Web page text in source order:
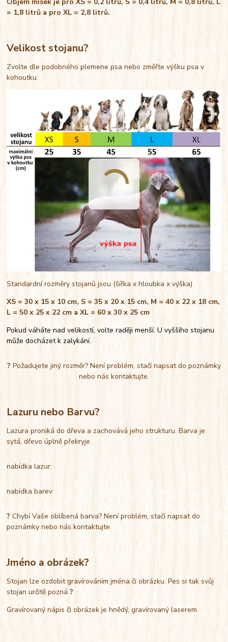
= 1,8 litrů a pro XL = 2,8 litrů.
Velikost stojanu?
Zvolte dle podobného plemene psa nebo změřte výšku psa v
kohoutku.
Standardní rozměry stojanů jsou (šířka x hloubka x výška)
XS = 30 x 15 x 10 cm, S = 35 x 20 x 15 cm, M = 40 x 22 x 18 cm,
L = 50 x 25 x 22 cm a XL = 60 x 30 x 25 cm
Pokud váháte nad velikostí, volte raději menší. U vyššího stojanu
může docházet k zalykání.
? Požadujete jiný rozměr? Není problém, stačí napsat do poznámky
nebo nás kontaktujte.
Lazuru nebo Barvu?
Lazura proniká do dřeva a zachovává jeho strukturu. Barva je
sytá, dřevo úplně překryje
nabídka lazur:
nabídka barev:
?Chybí Vaše oblíbená barva? Není problém, stačí napsat do
poznámky nebo nás kontaktujte.
Jméno a obrázek?
Stojan lze ozdobit gravírováním jména či obrázku. Pes si tak svůj
stojan určitě pozná?
Gravírovaný nápis či obrázek je hnědý, gravírovaný laserem.